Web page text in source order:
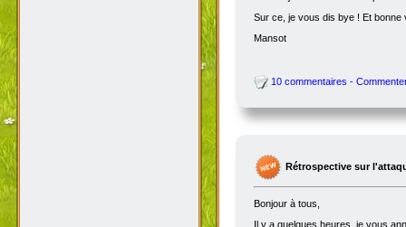
Sur ce, je vous dis bye ! Et bonne
Mansot
10 commentaires -
Rétrospective sur
Bonjour à tous,
Il y a quelques heures, je vous